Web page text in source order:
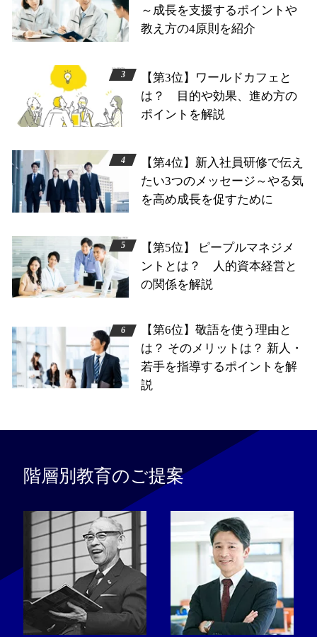
～成長を支援するポイントや
教え方の4原則を紹介
【第3位】ワールドカフェと
は？ 目的や効果、進め方の
ポイントを解説
【第4位】新入社員研修で伝え
たい3つのメッセージ～やる気
を高め成長を促すために
【第5位】 ピープルマネジメ
ントとは？ 人的資本経営と
の関係を解説
【第6位】敬語を使う理由と
は？ そのメリットは？ 新人・
若手を指導するポイントを解
説
階層別教育のご提案